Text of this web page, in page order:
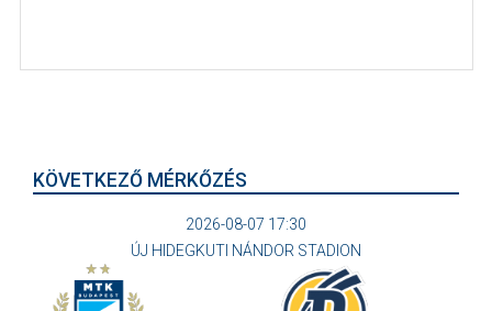
KÖVETKEZŐ MÉRKŐZÉS
2026-08-07 17:30
ÚJ HIDEGKUTI NÁNDOR STADION